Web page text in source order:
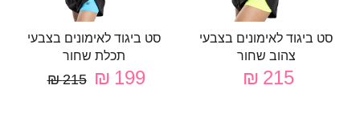
סט ביגוד לאימונים בצבעי
צהוב שחור
215 ₪
סט ביגוד לאימונים בצבעי
תכלת שחור
199 ₪
215 ₪